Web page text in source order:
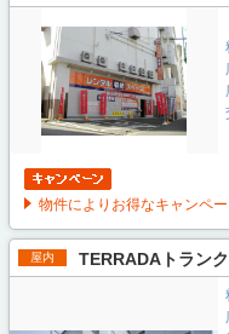
物件によりお得なキャンペ
屋内 TERRADAトラン